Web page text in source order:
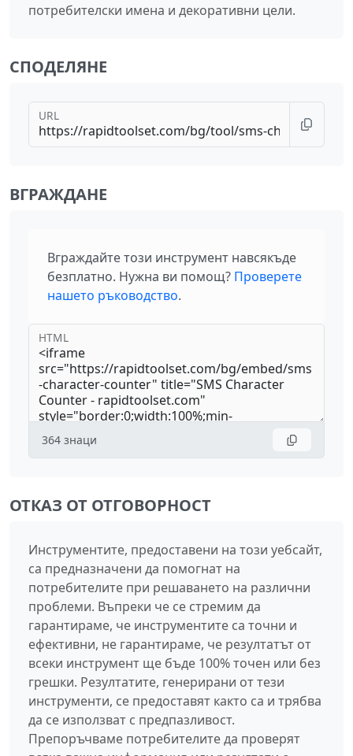
потребителски имена и декоративни цели.
СПОДЕЛЯНЕ
URL
ВГРАЖДАНЕ
Вграждайте този инструмент навсякъде
безплатно. Нужна ви помощ? Проверете
нашето ръководство.
HTML
364 знаци
ОТКАЗ ОТ ОТГОВОРНОСТ
Инструментите, предоставени на този уебсайт,
са предназначени да помогнат на
потребителите при решаването на различни
проблеми. Въпреки че се стремим да
гарантираме, че инструментите са точни и
ефективни, не гарантираме, че резултатът от
всеки инструмент ще бъде 100% точен или без
грешки. Резултатите, генерирани от тези
инструменти, се предоставят както са и трябва
да се използват с предпазливост.
Препоръчваме потребителите да проверят